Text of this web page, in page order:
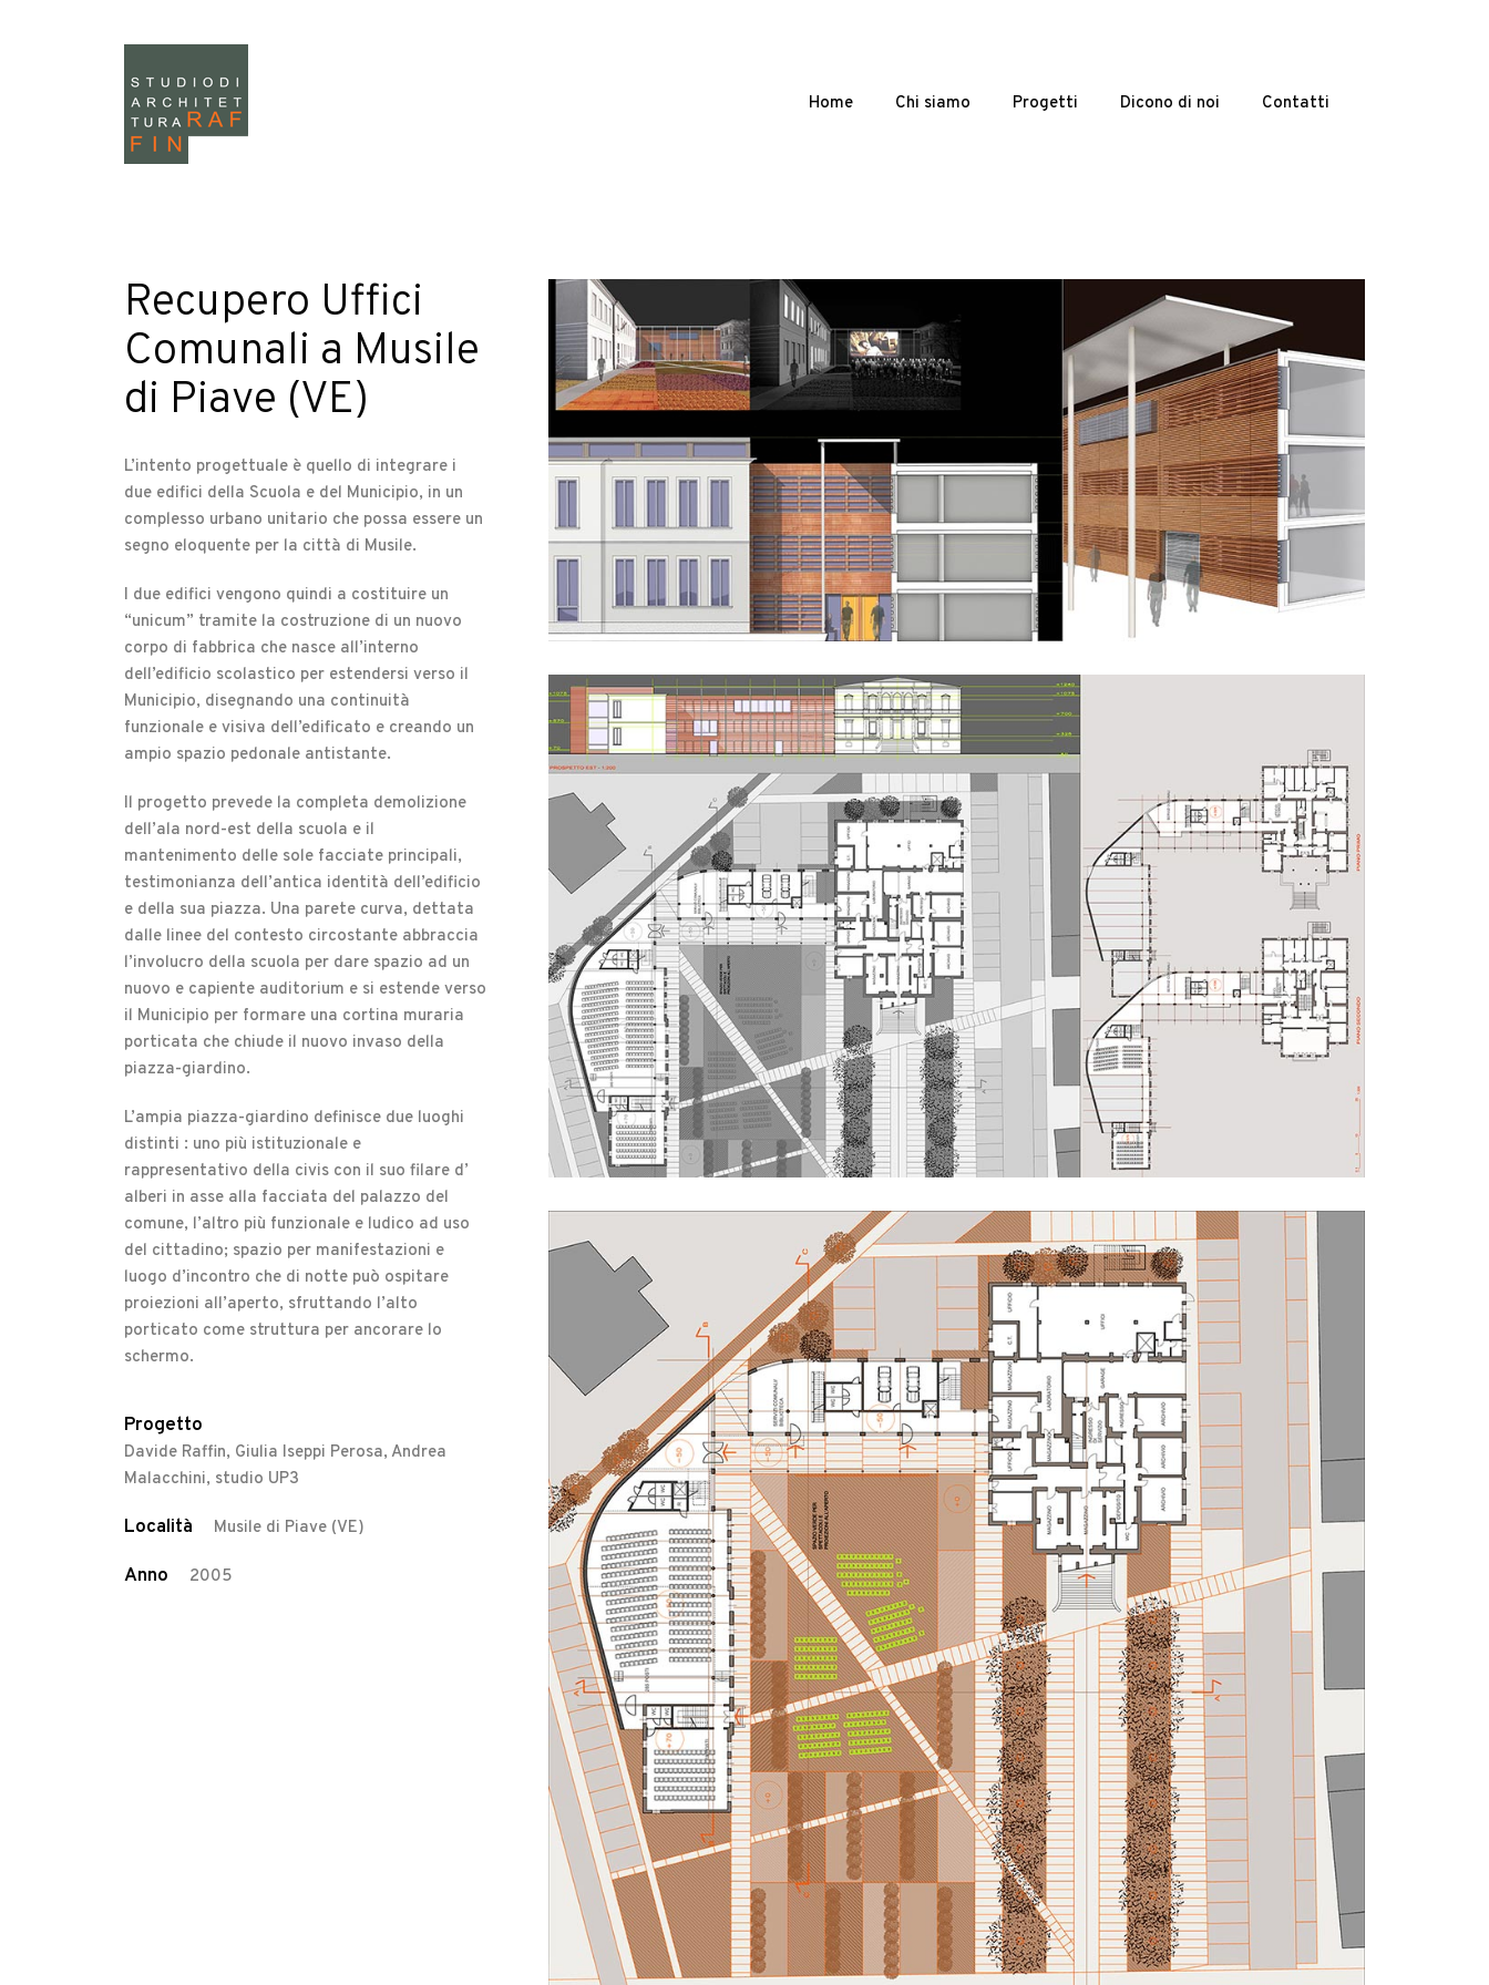
Home Chi siamo Progetti Dicono di noi Contatti
Recupero Uffici
Comunali a Musile
di Piave (VE)
L’intento progettuale è quello di integrare i
due edifici della Scuola e del Municipio, in un
complesso urbano unitario che possa essere un
segno eloquente per la città di Musile.
I due edifici vengono quindi a costituire un
“unicum” tramite la costruzione di un nuovo
corpo di fabbrica che nasce all’interno
dell’edificio scolastico per estendersi verso il
Municipio, disegnando una continuità
funzionale e visiva dell’edificato e creando un
ampio spazio pedonale antistante.
Il progetto prevede la completa demolizione
dell’ala nord-est della scuola e il
mantenimento delle sole facciate principali,
testimonianza dell’antica identità dell’edificio
e della sua piazza. Una parete curva, dettata
dalle linee del contesto circostante abbraccia
l’involucro della scuola per dare spazio ad un
nuovo e capiente auditorium e si estende verso
il Municipio per formare una cortina muraria
porticata che chiude il nuovo invaso della
piazza-giardino.
L’ampia piazza-giardino definisce due luoghi
distinti : uno più istituzionale e
rappresentativo della civis con il suo filare d’
alberi in asse alla facciata del palazzo del
comune, l’altro più funzionale e ludico ad uso
del cittadino; spazio per manifestazioni e
luogo d’incontro che di notte può ospitare
proiezioni all’aperto, sfruttando l’alto
porticato come struttura per ancorare lo
schermo.
Progetto
Davide Raffin, Giulia Iseppi Perosa, Andrea
Malacchini, studio UP3
Località Musile di Piave (VE)
Anno 2005